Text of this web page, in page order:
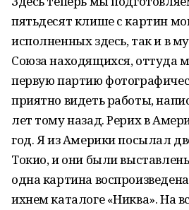
пятьдесят клише с картин
исполненных здесь, так и в
Союза находящихся, оттуда
первую партию
приятно видеть работы,
лет тому назад. Рерих в
год. Я из Америки посылал
Токио, и они были
одна картина
ихнем каталоге «Никва». На